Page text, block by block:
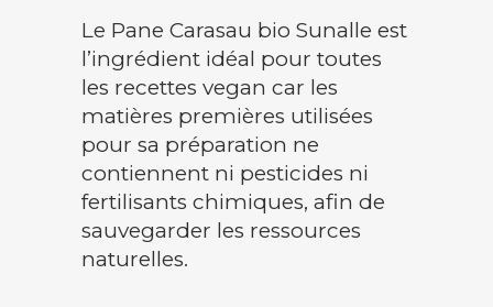
Le Pane Carasau bio Sunalle est
l’ingrédient idéal pour toutes
les recettes vegan car les
matières premières utilisées
pour sa préparation ne
contiennent ni pesticides ni
fertilisants chimiques, afin de
sauvegarder les ressources
naturelles.